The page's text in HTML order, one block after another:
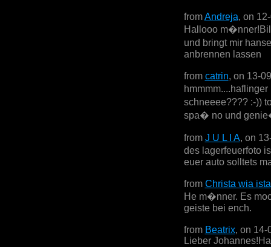
fromAndreja, on
Hallooo
und bringt mir
anbrennen lassen
from catrin, on 13-
schneeee???? :-))
spa� no und
from J U L I A, on
des lagerfeuerfoto
euer auto solltets
from Christa wia ista
He m�nner. Es
geiste bei ench.
from Beatrix, on 14-
Lieber